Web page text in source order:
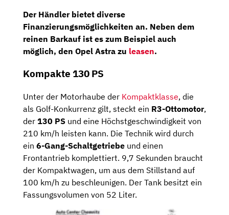
Der Händler bietet diverse
Finanzierungsmöglichkeiten an. Neben dem
reinen Barkauf ist es zum Beispiel auch
möglich, den Opel Astra zu leasen.
Kompakte 130 PS
Unter der Motorhaube der Kompaktklasse, die
als Golf-Konkurrenz gilt, steckt ein R3-Ottomotor,
der 130 PS und eine Höchstgeschwindigkeit von
210 km/h leisten kann. Die Technik wird durch
ein 6-Gang-Schaltgetriebe und einen
Frontantrieb komplettiert. 9,7 Sekunden braucht
der Kompaktwagen, um aus dem Stillstand auf
100 km/h zu beschleunigen. Der Tank besitzt ein
Fassungsvolumen von 52 Liter.